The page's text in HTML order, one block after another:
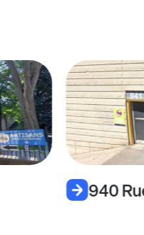
940